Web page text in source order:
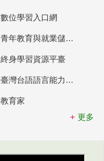
數位學習入口網
青年教育與就業儲蓄帳戶
終身學習資源平臺
臺灣台語語言能力認證網站
教育家
更多